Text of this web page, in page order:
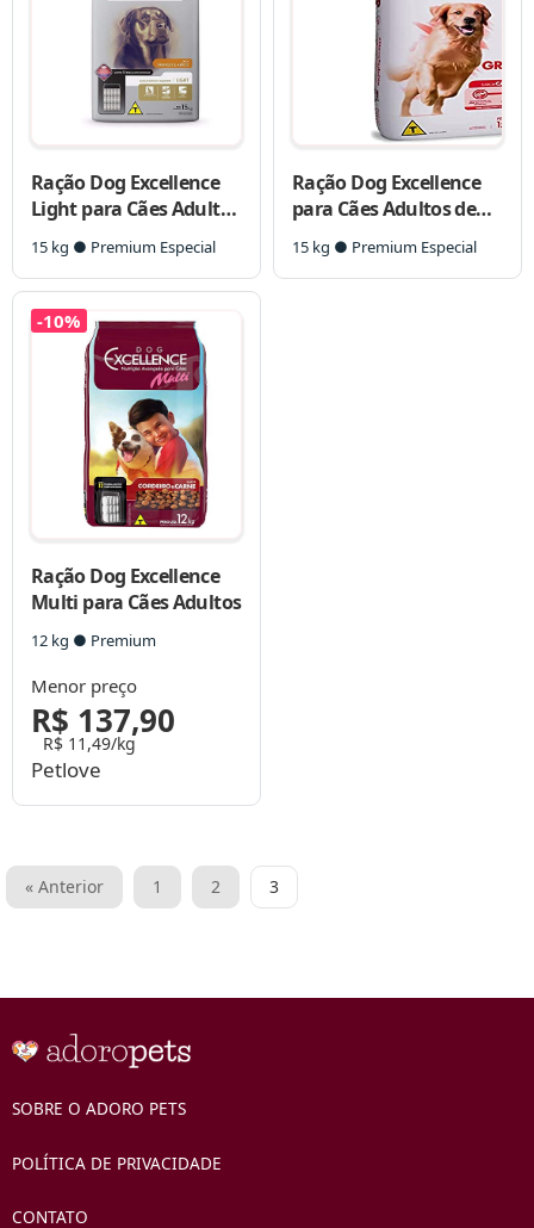
Ração Dog Excellence
Light para Cães Adultos
de Raças Médias e
Grandes
15 kg ● Premium Especial
Ração Dog Excellence
para Cães Adultos de
Raças Grandes
15 kg ● Premium Especial
Ração Dog Excellence
Multi para Cães Adultos
12 kg ● Premium
Menor preço
R$ 137,90
R$ 11,49/kg
-10%
Petlove
Paginação
« Anterior 1 2 3
SOBRE O ADORO PETS
POLÍTICA DE PRIVACIDADE
CONTATO